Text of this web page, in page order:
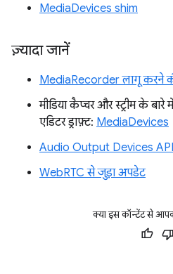
MediaDevices shim
ज़्यादा जानें
MediaRecorder लागू करने
मीडिया कैप्चर और स्ट्रीम के
एडिटर ड्राफ़्ट: MediaDevices
Audio Output Devices API
WebRTC से जुड़ा अपडेट
क्या इस कॉन्टेंट से